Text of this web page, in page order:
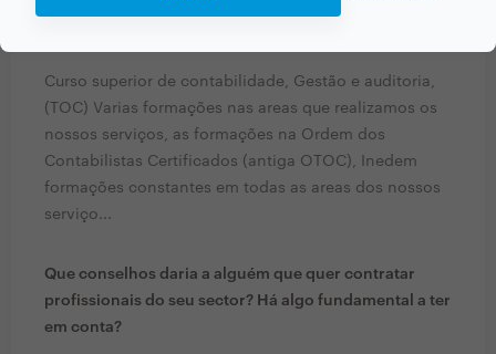
Que formação e experiência tem relacionadas com a
Curso superior de contabilidade, Gestão e auditoria,
(TOC) Varias formações nas areas que realizamos os
nossos serviços, as formações na Ordem dos
Contabilistas Certificados (antiga OTOC), Inedem
formações constantes em todas as areas dos nossos
serviço...
Que conselhos daria a alguém que quer contratar
profissionais do seu sector? Há algo fundamental a ter
em conta?